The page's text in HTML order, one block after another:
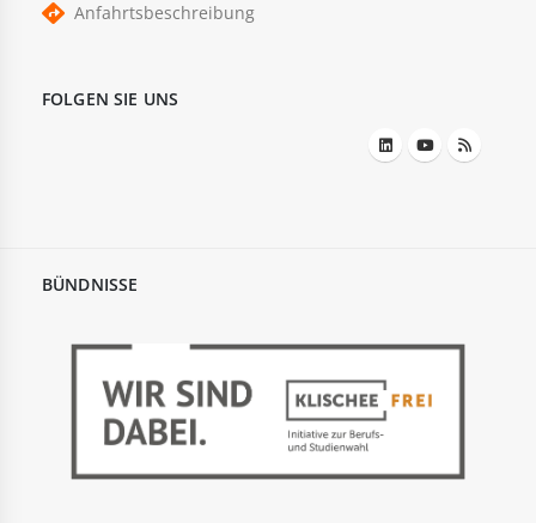
Anfahrtsbeschreibung
FOLGEN SIE UNS
BÜNDNISSE